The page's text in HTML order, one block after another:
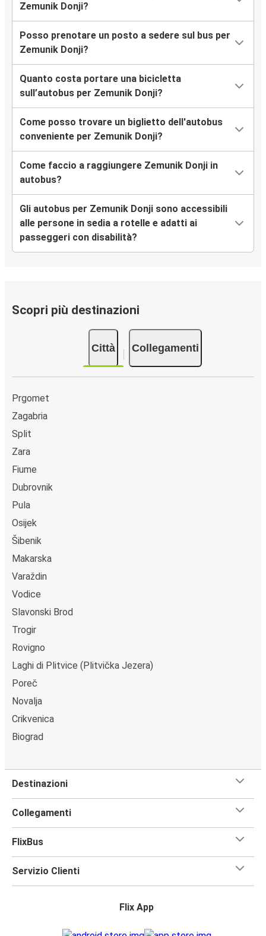
Zemunik Donji?
Posso prenotare un posto a sedere sul bus per
Zemunik Donji?
Quanto costa portare una bicicletta
sull’autobus per Zemunik Donji?
Come posso trovare un biglietto dell'autobus
conveniente per Zemunik Donji?
Come faccio a raggiungere Zemunik Donji in
autobus?
Gli autobus per Zemunik Donji sono accessibili
alle persone in sedia a rotelle e adatti ai
passeggeri con disabilità?
Scopri più destinazioni
Città Collegamenti
Prgomet
Zagabria
Split
Zara
Fiume
Dubrovnik
Pula
Osijek
Šibenik
Makarska
Varaždin
Vodice
Slavonski Brod
Trogir
Rovigno
Laghi di Plitvice (Plitvička Jezera)
Poreč
Novalja
Crikvenica
Biograd
Destinazioni
Collegamenti
FlixBus
Servizio Clienti
Flix App